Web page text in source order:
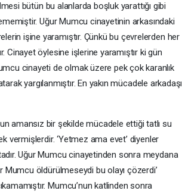
bütün bu alanlarda boşluk yarattığı gibi
Uğur Mumcu cinayetinin arkasındaki
işine yaramıştır. Çünkü bu çevrelerden her
Cinayet öylesine işlerine yaramıştır ki gün
cinayeti de olmak üzere pek çok karanlık
yargılanmıştır. En yakın mücadele arkadaşı
amansız bir şekilde mücadele ettiği tatlı su
vermişlerdir. ‘Yetmez ama evet’ diyenler
Uğur Mumcu cinayetinden sonra meydana
Mumcu öldürülmeseydi bu olayı çözerdi’
Mumcu’nun katlinden sonra